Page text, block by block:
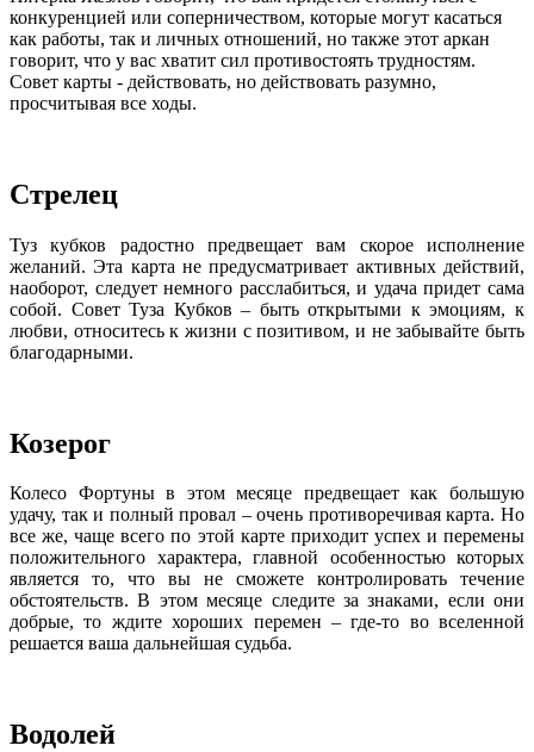
конкуренцией или соперничеством, которые могут касаться
как работы, так и личных отношений, но также этот аркан
говорит, что у вас хватит сил противостоять трудностям.
Совет карты - действовать, но действовать разумно,
просчитывая все ходы.
Стрелец
Туз кубков радостно предвещает вам скорое исполнение
желаний. Эта карта не предусматривает активных действий,
наоборот, следует немного расслабиться, и удача придет сама
собой. Совет Туза Кубков – быть открытыми к эмоциям, к
любви, относитесь к жизни с позитивом, и не забывайте быть
благодарными.
Козерог
Колесо Фортуны в этом месяце предвещает как большую
удачу, так и полный провал – очень противоречивая карта. Но
все же, чаще всего по этой карте приходит успех и перемены
положительного характера, главной особенностью которых
является то, что вы не сможете контролировать течение
обстоятельств. В этом месяце следите за знаками, если они
добрые, то ждите хороших перемен – где-то во вселенной
решается ваша дальнейшая судьба.
Водолей